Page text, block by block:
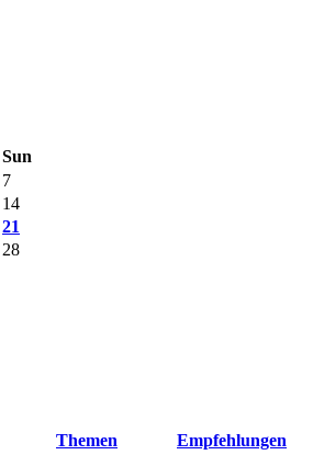
Sun
7
14
21
28
Themen Empfehlungen